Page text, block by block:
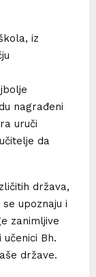
iz
nagrađeni
uruči
da
država,
upoznaju i
zanimljive
Bh.
države.